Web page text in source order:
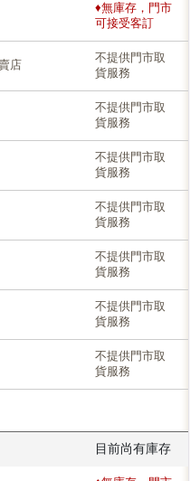
♦無庫存，門市
可接受客訂
店
不提供門市取
貨服務
不提供門市取
貨服務
不提供門市取
貨服務
不提供門市取
貨服務
不提供門市取
貨服務
不提供門市取
貨服務
不提供門市取
貨服務
目前尚有庫存